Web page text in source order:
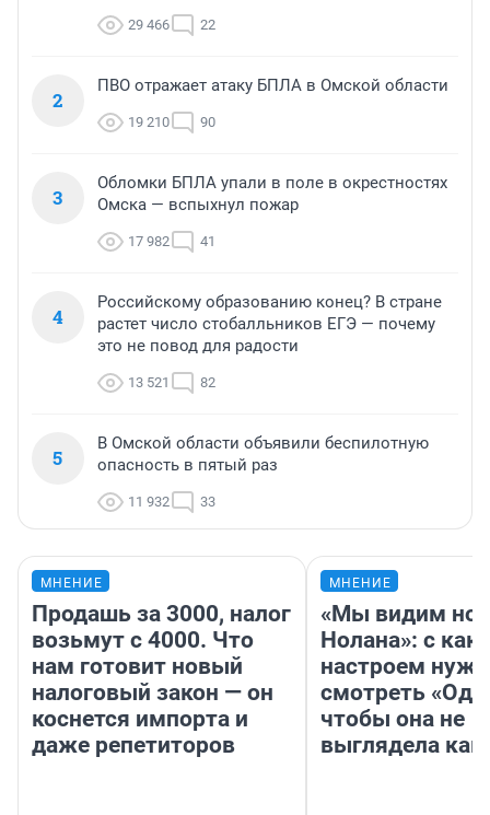
29 466 22
2
ПВО отражает атаку БПЛА в Омской области
19 210 90
3
Обломки БПЛА упали в поле в окрестностях
Омска — вспыхнул пожар
17 982 41
4
Российскому образованию конец? В стране
растет число стобалльников ЕГЭ — почему
это не повод для радости
13 521 82
5
В Омской области объявили беспилотную
опасность в пятый раз
11 932 33
МНЕНИЕ
Продашь за 3000, налог
возьмут с 4000. Что
нам готовит новый
налоговый закон — он
коснется импорта и
даже репетиторов
МНЕНИЕ
«Мы видим
Нолана»: с
настроем
смотреть
чтобы она не
выглядела как